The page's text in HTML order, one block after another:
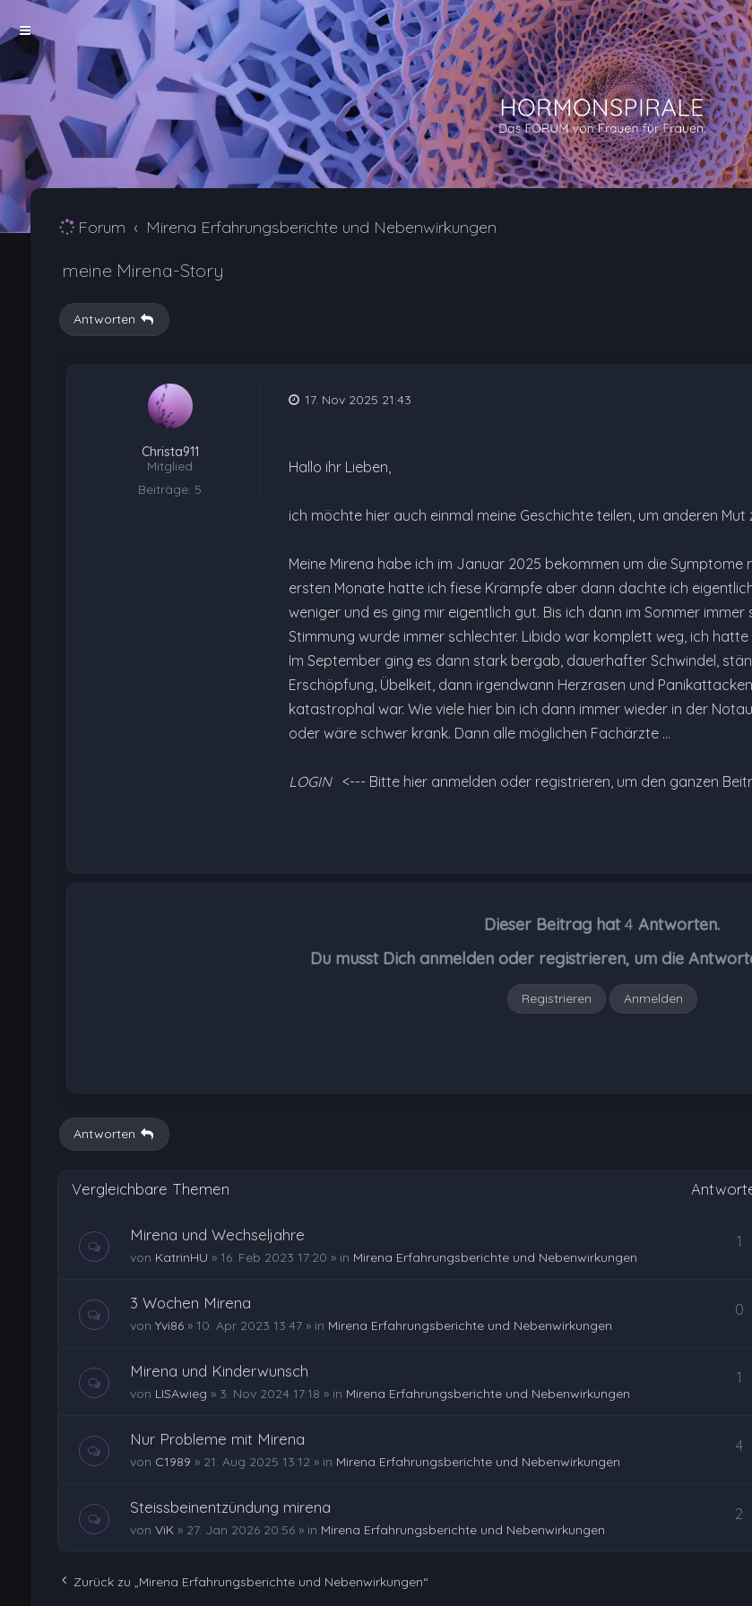
Forum Mirena Erfahrungsberichte und Nebenwirkungen
meine Mirena-Story
Antworten
Christa911
Mitglied
Beiträge: 5
17. Nov 2025 21:43
Hallo ihr Lieben,
ich möchte hier auch einmal meine Geschichte teilen, um anderen
Meine Mirena habe ich im Januar 2025 bekommen um die
ersten Monate hatte ich fiese Krämpfe aber dann dachte ich
weniger und es ging mir eigentlich gut. Bis ich dann im Sommer
Stimmung wurde immer schlechter. Libido war komplett weg, ich
Im September ging es dann stark bergab, dauerhafter Schwindel,
Erschöpfung, Übelkeit, dann irgendwann Herzrasen und
katastrophal war. Wie viele hier bin ich dann immer wieder in der
oder wäre schwer krank. Dann alle möglichen Fachärzte …
LOGIN <--- Bitte hier anmelden oder registrieren, um den ganzen
Dieser Beitrag hat4 Antworten.
Du musst Dich anmelden oder registrieren, um die
Registrieren Anmelden
Antworten
Vergleichbare Themen
Mirena und Wechseljahre
von KatrinHU » 16. Feb 2023 17:20 » in Mirena Erfahrungsberichte und Nebenwirkungen
1
3 Wochen Mirena
von Yvi86» 10. Apr 2023 13:47» in Mirena Erfahrungsberichte und Nebenwirkungen
0
Mirena und Kinderwunsch
von LISAwieg » 3. Nov 2024 17:18 » in Mirena Erfahrungsberichte und Nebenwirkungen
1
Nur Probleme mit Mirena
von C1989 » 21. Aug 2025 13:12 » in Mirena Erfahrungsberichte und Nebenwirkungen
4
Steissbeinentzündung mirena
von ViK» 27. Jan 2026 20:56» in Mirena Erfahrungsberichte und Nebenwirkungen
2
Zurück zu „Mirena Erfahrungsberichte und Nebenwirkungen“